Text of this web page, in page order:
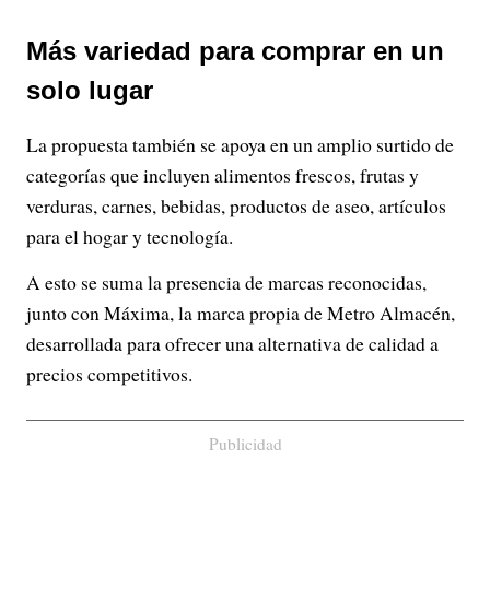
Más variedad para comprar en un
solo lugar
La propuesta también se apoya en un amplio surtido de
categorías que incluyen alimentos frescos, frutas y
verduras, carnes, bebidas, productos de aseo, artículos
para el hogar y tecnología.
A esto se suma la presencia de marcas reconocidas,
junto con Máxima, la marca propia de Metro Almacén,
desarrollada para ofrecer una alternativa de calidad a
precios competitivos.
Publicidad